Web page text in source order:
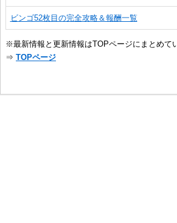
ビンゴ52枚目の完全攻略＆報酬一覧
※最新情報と更新情報はTOPページにまとめて
⇒ TOPページ